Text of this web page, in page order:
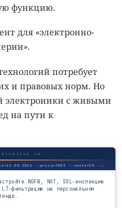
функцию.
для «электронно-
потребует
и правовых норм. Но
электроники с живыми
на пути к
./register --course="UserGate NGFW" --date=13.08.2026 --price=FREE --seats=50 --mode=online
NGFW, NAT, SSL-инспекцию
L7-фильтрацию на персональном